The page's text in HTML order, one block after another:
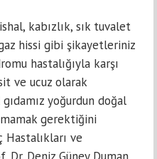
kabızlık, sık tuvalet
hissi gibi şikayetleriniz
hastalığıyla karşı
ve ucuz olarak
yoğurdun doğal
gerektiğini
ve